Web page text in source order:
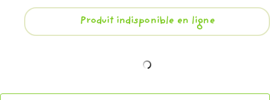
Produit indisponible en ligne